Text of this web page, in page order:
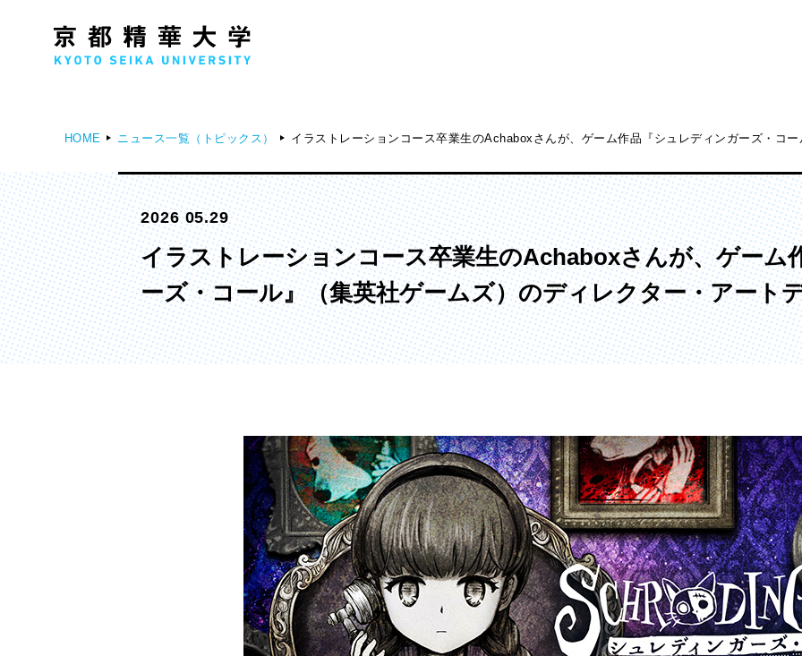
人文学部
歴史コース
文学コース
社会コース
国際文化コース
国際日本学コース
メディア表現学部
メディア表現学科
芸術学部
造形学科
デジタルクリエイションコース
プロダクトデザイン学科
新世代マンガコース
キャラクターデザインコース
アニメーションコース
デザイン研究科
マンガ研究科
人文学研究科
HOME ニュース一覧（トピックス） イラストレーションコース卒業生のAchaboxさんが、ゲーム作品『シュレディンガーズ・コ
2026 05.29
イラストレーションコース卒業生のAchaboxさんが、ゲーム
ーズ・コール』（集英社ゲームズ）のディレクター・アート